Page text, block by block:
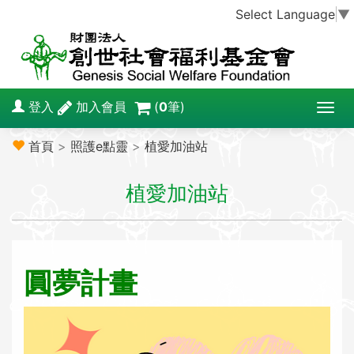
Select Language ▼
T
o
g
登入 加入會員 (0筆)
首頁 > 照護e點靈 > 植愛加油站
植愛加油站
圓夢計畫